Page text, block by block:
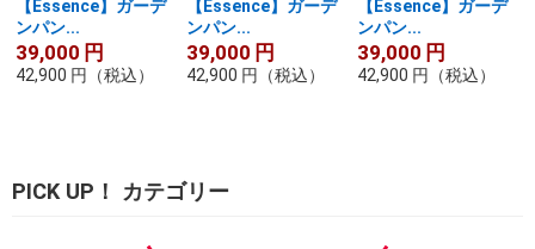
【Essence】ガーデ
ンパン...
39,000 円
42,900 円 （税込）
【Essence】ガーデ
ンパン...
39,000 円
42,900 円 （税込）
【Essence】ガーデ
ンパン...
39,000 円
42,900 円 （税込）
PICK UP！ カテゴリー